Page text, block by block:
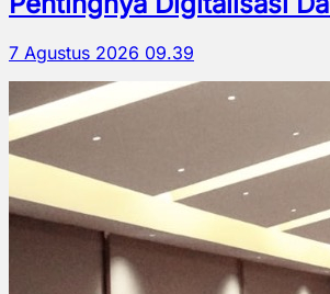
7 Agustus 2026 09.39